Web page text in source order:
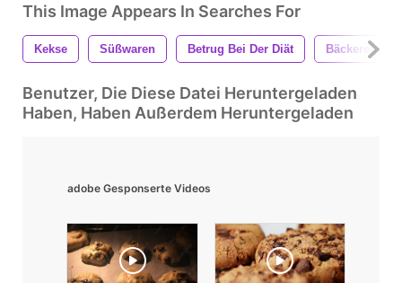
This Image Appears In Searches For
Kekse Süßwaren Betrug Bei Der Diät Bäckerei
Benutzer, Die Diese Datei Heruntergeladen
Haben, Haben Außerdem Heruntergeladen
adobe Gesponserte Videos